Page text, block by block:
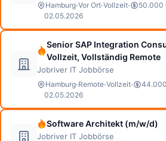
Hamburg·Vor Ort·Vollzeit·
50.000
02.05.2026
Senior SAP Integration
Vollzeit, Vollständig Remote
Jobriver IT Jobbörse
Hamburg·Remote·Vollzeit·
02.05.2026
Software Architekt (m/w/d)
Jobriver IT Jobbörse